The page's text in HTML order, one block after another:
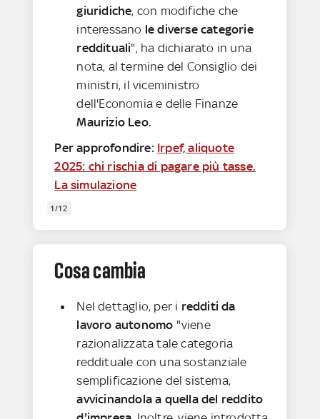
giuridiche, con modifiche che
interessano le diverse categorie
reddituali", ha dichiarato in una
nota, al termine del Consiglio dei
ministri, il viceministro
dell'Economia e delle Finanze
Maurizio Leo.
Per approfondire: Irpef, aliquote
2025: chi rischia di pagare più tasse.
La simulazione
1/12
Cosa cambia
Nel dettaglio, per i redditi da
lavoro autonomo "viene
razionalizzata tale categoria
reddituale con una sostanziale
semplificazione del sistema,
avvicinandola a quella del reddito